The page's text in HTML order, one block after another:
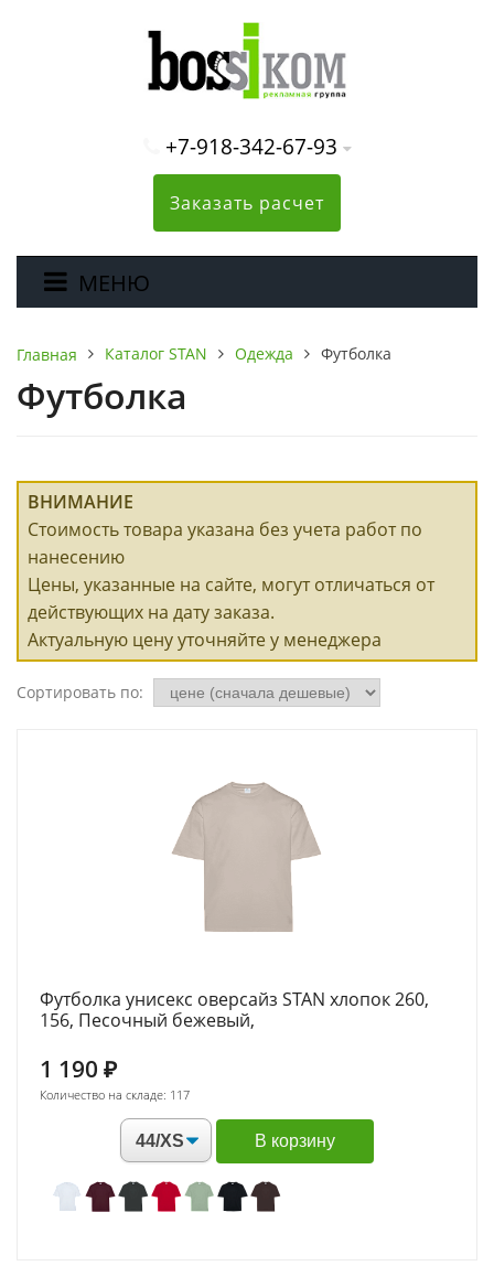
+7-918-342-67-93
Заказать расчет
МЕНЮ
Главная Каталог STAN Одежда Футболка
Футболка
ВНИМАНИЕ
Стоимость товара указана без учета работ по
нанесению
Цены, указанные на сайте, могут отличаться от
действующих на дату заказа.
Актуальную цену уточняйте у менеджера
Сортировать по:
Футболка унисекс оверсайз STAN хлопок 260,
156, Песочный бежевый,
1 190 ₽
Количество на складе: 117
В корзину